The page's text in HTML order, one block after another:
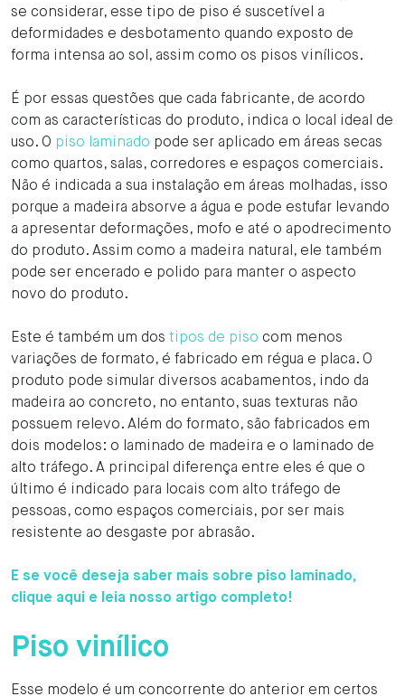
se considerar, esse tipo de piso é suscetível a
deformidades e desbotamento quando exposto de
forma intensa ao sol, assim como os pisos vinílicos.
É por essas questões que cada fabricante, de acordo
com as características do produto, indica o local ideal de
uso. O piso laminado pode ser aplicado em áreas secas
como quartos, salas, corredores e espaços comerciais.
Não é indicada a sua instalação em áreas molhadas, isso
porque a madeira absorve a água e pode estufar levando
a apresentar deformações, mofo e até o apodrecimento
do produto. Assim como a madeira natural, ele também
pode ser encerado e polido para manter o aspecto
novo do produto.
Este é também um dos tipos de piso com menos
variações de formato, é fabricado em régua e placa. O
produto pode simular diversos acabamentos, indo da
madeira ao concreto, no entanto, suas texturas não
possuem relevo. Além do formato, são fabricados em
dois modelos: o laminado de madeira e o laminado de
alto tráfego. A principal diferença entre eles é que o
último é indicado para locais com alto tráfego de
pessoas, como espaços comerciais, por ser mais
resistente ao desgaste por abrasão.
E se você deseja saber mais sobre piso laminado,
clique aqui e leia nosso artigo completo!
Piso vinílico
Esse modelo é um concorrente do anterior em certos